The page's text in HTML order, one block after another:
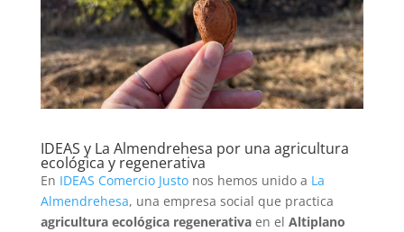
IDEAS y La Almendrehesa por una agricultura
ecológica y regenerativa
En IDEAS Comercio Justonos hemos unido a La
Almendrehesa, una empresa social que practica
agricultura ecológica regenerativaen el Altiplano